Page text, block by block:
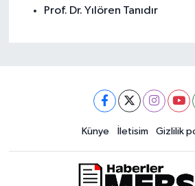
Prof. Dr. Yılören Tanıdır
Künye İletisim Gizlilik